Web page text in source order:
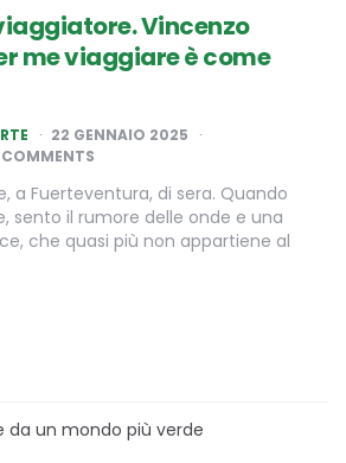
Vincenzo
me viaggiare è come
22 GENNAIO 2025
a Fuerteventura, di sera. Quando
sento il rumore delle onde e una
che quasi più non appartiene al
da un mondo più verde